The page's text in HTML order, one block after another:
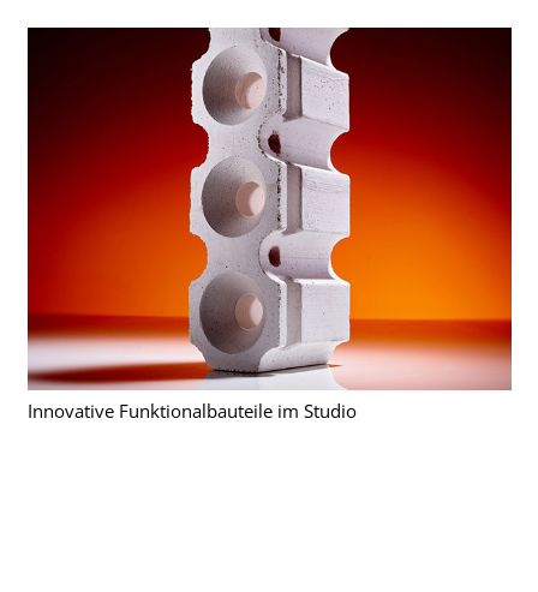
Innovative Funktionalbauteile im Studio